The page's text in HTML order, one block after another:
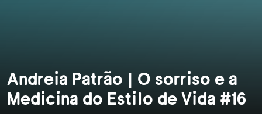
Andreia Patrão | O sorriso e a
Medicina do Estilo de Vida #16